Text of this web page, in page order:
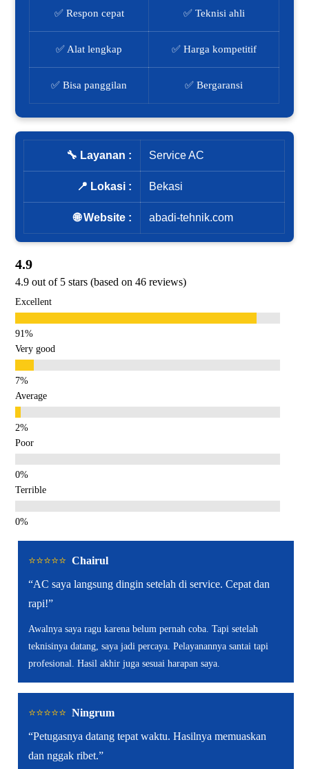
✅ Respon cepat ✅ Teknisi ahli
✅ Alat lengkap ✅ Harga kompetitif
✅ Bisa panggilan ✅ Bergaransi
🔧 Layanan : Service AC
📍 Lokasi : Bekasi
🌐 Website : abadi-tehnik.com
4.9
4.9 out of 5 stars (based on 46 reviews)
Excellent
Very good
Average
Poor
Terrible
⭐️⭐️⭐️⭐️⭐️ Chairul
“AC saya langsung dingin setelah di service. Cepat dan
rapi!”
Awalnya saya ragu karena belum pernah coba. Tapi setelah
teknisinya datang, saya jadi percaya. Pelayanannya santai tapi
profesional. Hasil akhir juga sesuai harapan saya.
⭐️⭐️⭐️⭐️⭐️ Ningrum
“Petugasnya datang tepat waktu. Hasilnya memuaskan
dan nggak ribet.”